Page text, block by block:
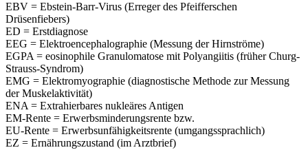
EBV = Ebstein-Barr-Virus (Erreger des Pfeifferschen
Drüsenfiebers)
ED = Erstdiagnose
EEG = Elektroencephalographie (Messung der Hirnströme)
EGPA = eosinophile Granulomatose mit Polyangiitis (früher Churg-
Strauss-Syndrom)
EMG = Elektromyographie (diagnostische Methode zur Messung
der Muskelaktivität)
ENA = Extrahierbares nukleäres Antigen
EM-Rente = Erwerbsminderungsrente bzw.
EU-Rente = Erwerbsunfähigkeitsrente (umgangssprachlich)
EZ = Ernährungszustand (im Arztbrief)